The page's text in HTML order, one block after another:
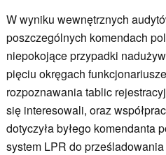
W wyniku wewnętrznych
poszczególnych komendach
niepokojące przypadki
pięciu okręgach
rozpoznawania tablic
się interesowali, oraz
dotyczyła byłego komendanta
system LPR do